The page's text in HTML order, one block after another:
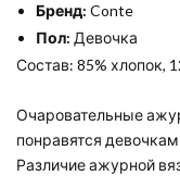
Бренд: Conte
Пол: Девочка
Состав: 85% хлопок,
Очаровательные
понравятся
Различие ажурной